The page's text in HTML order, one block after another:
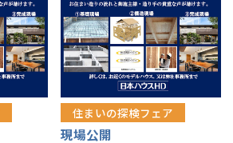
住まいの探検フェア
現場公開